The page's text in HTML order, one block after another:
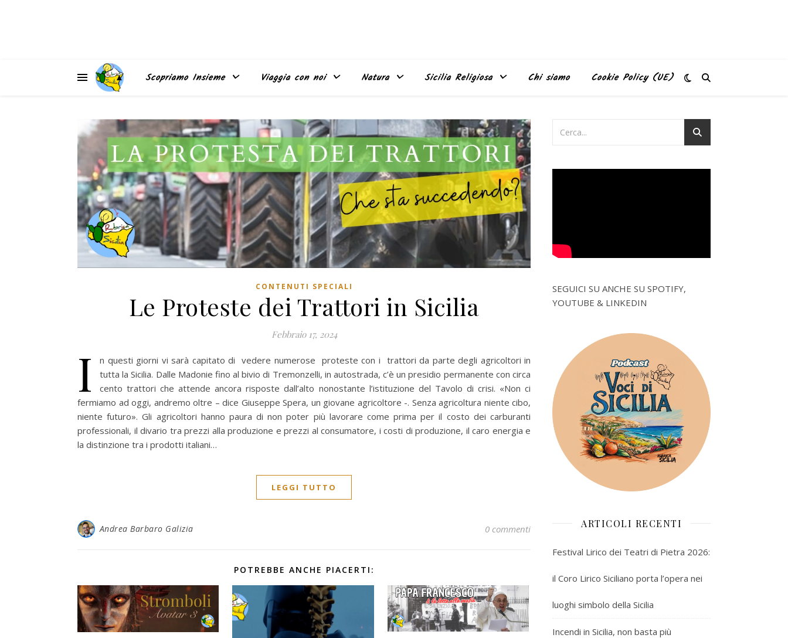
▲ Scopriamo Insieme Viaggia con noi Natura Sicilia Religiosa Chi siamo Cookie Policy (UE)
CONTENUTI SPECIALI
Le Proteste dei Trattori in Sicilia
Febbraio 17, 2024
I
n questi giorni vi sarà capitato di vedere numerose proteste con i trattori da parte degli agricoltori in
tutta la Sicilia. Dalle Madonie fino al bivio di Tremonzelli, in autostrada, c’è un presidio permanente con circa
cento trattori che attende ancora risposte dall’alto nonostante l’istituzione del Tavolo di crisi. «Non ci
fermiamo ad oggi, andremo oltre – dice Giuseppe Spera, un giovane agricoltore -. Senza agricoltura niente cibo,
niente futuro». Gli agricoltori hanno paura di non poter più lavorare come prima per il costo dei carburanti
professionali, il divario tra prezzi alla produzione e prezzi al consumatore, i costi di produzione, il caro energia e
la distinzione tra i prodotti italiani…
LEGGI TUTTO
Andrea Barbaro Galizia 0 commenti
POTREBBE ANCHE PIACERTI:
SEGUICI SU ANCHE SU SPOTIFY,
YOUTUBE & LINKEDIN
ARTICOLI RECENTI
Festival Lirico dei Teatri di Pietra 2026:
il Coro Lirico Siciliano porta l’opera nei
luoghi simbolo della Sicilia
Incendi in Sicilia, non basta più